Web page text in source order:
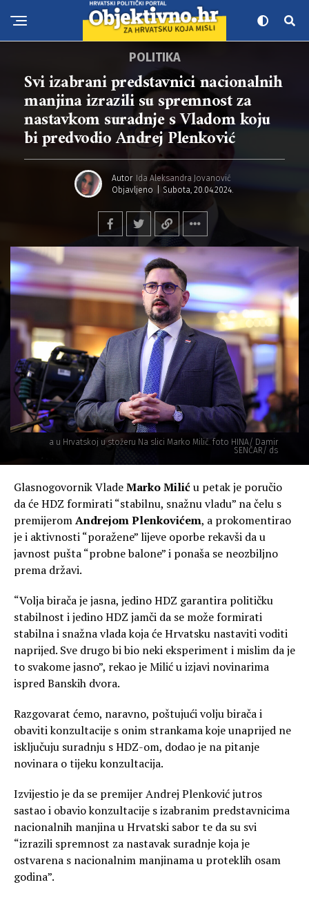
a u Hrvatskoj u stožeru Na slici Marko Milić. foto HINA/ Damir
SENČAR/ ds
POLITIKA
Svi izabrani predstavnici nacionalnih
manjina izrazili su spremnost za
nastavkom suradnje s Vladom koju
bi predvodio Andrej Plenković
Autor Ida Aleksandra Jovanović
Objavljeno
Subota, 20.04.2024.
Glasnogovornik VladeMarko Miliću petak je poručio
da će HDZ formirati “stabilnu, snažnu vladu” na čelu s
premijeromAndrejom Plenkovićem, a prokomentirao
je i aktivnosti “poražene” lijeve oporbe rekavši da u
javnost pušta “probne balone” i ponaša se neozbiljno
prema državi.
“Volja birača je jasna, jedino HDZ garantira političku
stabilnost i jedino HDZ jamči da se može formirati
stabilna i snažna vlada koja će Hrvatsku nastaviti voditi
naprijed. Sve drugo bi bio neki eksperiment i mislim da je
to svakome jasno”, rekao je Milić u izjavi novinarima
ispred Banskih dvora.
Razgovarat ćemo, naravno, poštujući volju birača i
obaviti konzultacije s onim strankama koje unaprijed ne
isključuju suradnju s HDZ-om, dodao je na pitanje
novinara o tijeku konzultacija.
Izvijestio je da se premijer Andrej Plenković jutros
sastao i obavio konzultacije s izabranim predstavnicima
nacionalnih manjina u Hrvatski sabor te da su svi
“izrazili spremnost za nastavak suradnje koja je
ostvarena s nacionalnim manjinama u proteklih osam
godina”.